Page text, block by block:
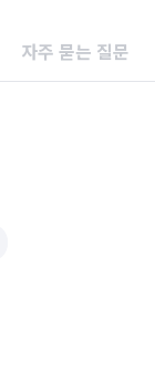
자주 묻는 질문